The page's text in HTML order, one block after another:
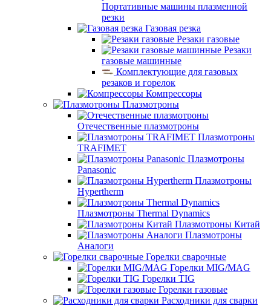
Портативные машины плазменной
резки
Газовая резка
Резаки газовые
Резаки
газовые машинные
Комплектующие для газовых
резаков и горелок
Компрессоры
Плазмотроны
Отечественные плазмотроны
Плазмотроны
TRAFIMET
Плазмотроны
Panasonic
Плазмотроны
Hypertherm
Плазмотроны Thermal Dynamics
Плазмотроны Китай
Плазмотроны
Аналоги
Горелки сварочные
Горелки MIG/MAG
Горелки TIG
Горелки газовые
Расходники для сварки